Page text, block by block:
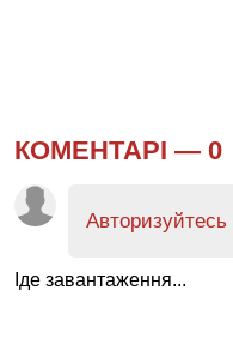
КОМЕНТАРІ — 0
Авторизуйтесь
Іде завантаження...